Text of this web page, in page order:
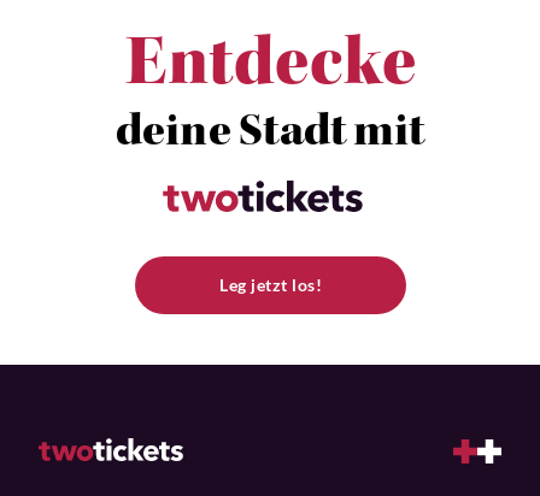
Entdecke
deine Stadt mit
Leg jetzt los!